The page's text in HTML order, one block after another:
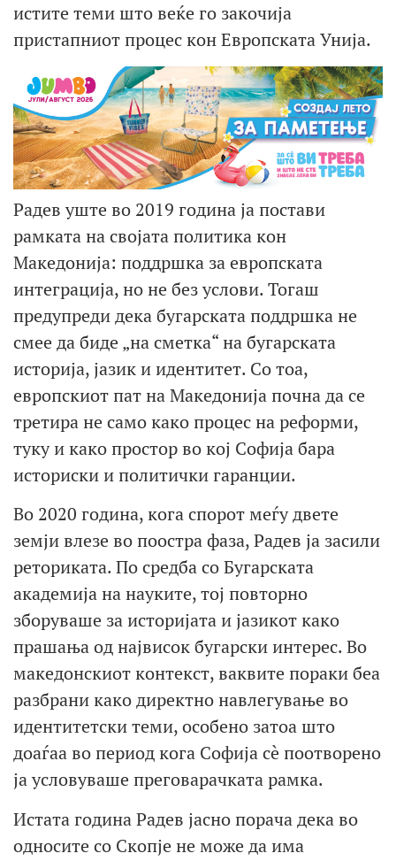
истите теми што веќе го закочија
пристапниот процес кон Европската Унија.
Радев уште во 2019 година ја постави
рамката на својата политика кон
Македонија: поддршка за европската
интеграција, но не без услови. Тогаш
предупреди дека бугарската поддршка не
смее да биде „на сметка“ на бугарската
историја, јазик и идентитет. Со тоа,
европскиот пат на Македонија почна да се
третира не само како процес на реформи,
туку и како простор во кој Софија бара
историски и политички гаранции.
Во 2020 година, кога спорот меѓу двете
земји влезе во поостра фаза, Радев ја засили
реториката. По средба со Бугарската
академија на науките, тој повторно
зборуваше за историјата и јазикот како
прашања од највисок бугарски интерес. Во
македонскиот контекст, ваквите пораки беа
разбрани како директно навлегување во
идентитетски теми, особено затоа што
доаѓаа во период кога Софија сè поотворено
ја условуваше преговарачката рамка.
Истата година Радев јасно порача дека во
односите со Скопје не може да има